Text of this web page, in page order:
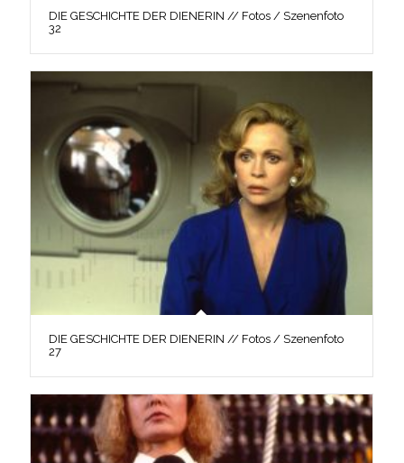
DIE GESCHICHTE DER DIENERIN // Fotos / Szenenfoto
32
DIE GESCHICHTE DER DIENERIN // Fotos / Szenenfoto
27